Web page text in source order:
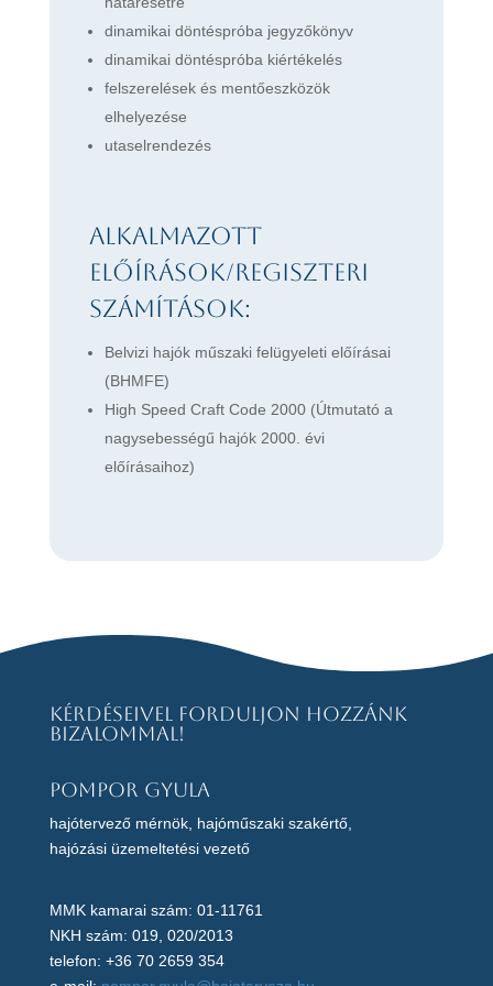
dinamikai döntéspróba jegyzőkönyv
dinamikai döntéspróba kiértékelés
felszerelések és mentőeszközök
elhelyezése
utaselrendezés
Alkalmazott
előírások/regiszteri
számítások:
Belvizi hajók műszaki felügyeleti előírásai
(BHMFE)
High Speed Craft Code 2000 (Útmutató a
nagysebességű hajók 2000. évi
előírásaihoz)
Kérdéseivel forduljon hozzánk
bizalommal!
Pompor Gyula
hajótervező mérnök, hajóműszaki szakértő,
hajózási üzemeltetési vezető
MMK kamarai szám: 01-11761
NKH szám: 019, 020/2013
telefon: +36 70 2659 354